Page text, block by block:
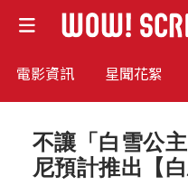
電影資訊 星聞花絮
不讓「白雪公
尼預計推出【